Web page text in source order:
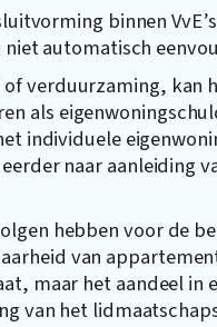
binnen
automatisch
verduurzaming, kan
als
individuele
naar aanleiding
hebben voor de
van
maar het aandeel in
van het